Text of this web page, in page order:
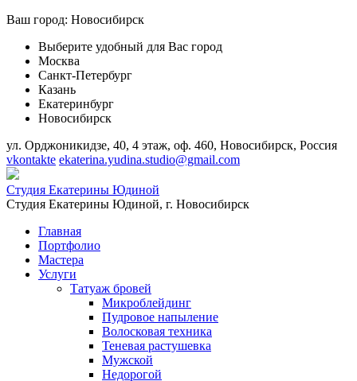
Ваш город: Новосибирск
Выберите удобный для Вас город
Москва
Санкт-Петербург
Казань
Екатеринбург
Новосибирск
ул. Орджоникидзе, 40, 4 этаж, оф. 460, Новосибирск, Россия
vkontakte ekaterina.yudina.studio@gmail.com
Студия Екатерины Юдиной
Студия Екатерины Юдиной, г. Новосибирск
Главная
Портфолио
Мастера
Услуги
Татуаж бровей
Микроблейдинг
Пудровое напыление
Волосковая техника
Теневая растушевка
Мужской
Недорогой